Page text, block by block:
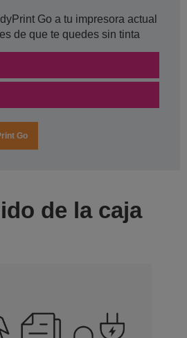
Go a tu impresora actual
de que te quedes sin tinta
Go
de la caja